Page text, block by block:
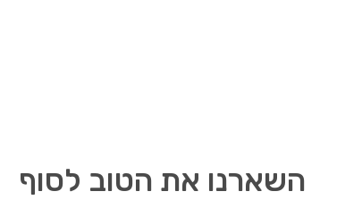
השארנו את הטוב לסוף